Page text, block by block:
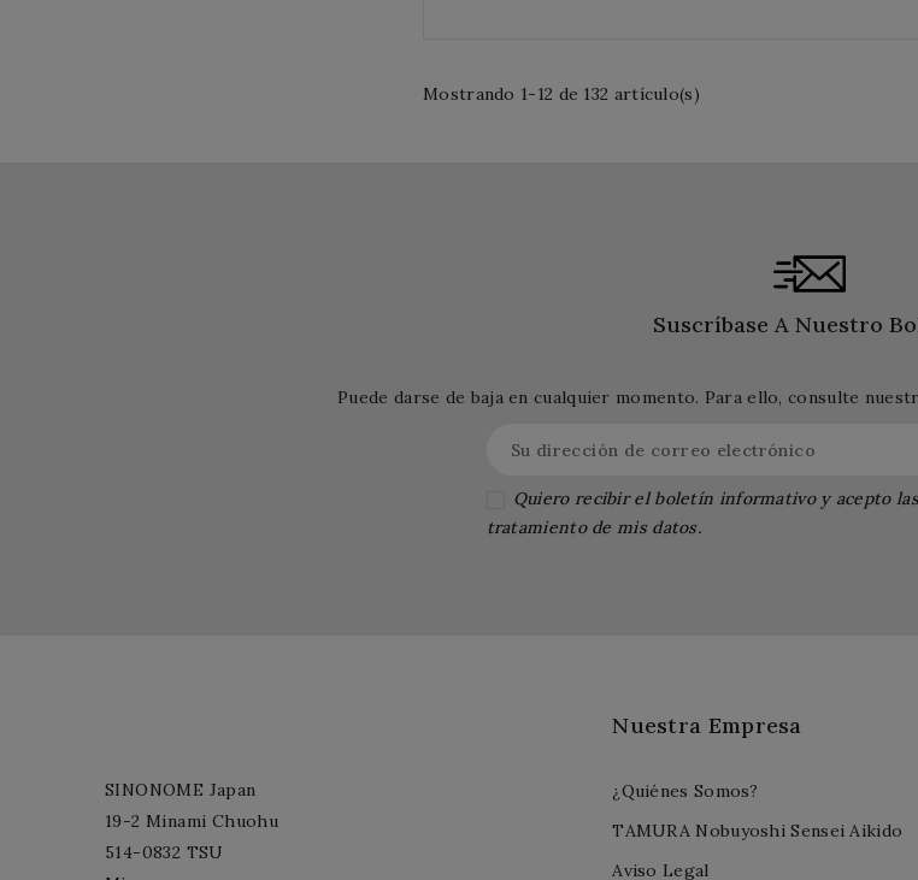
Mostrando 1-12 de 132 artículo(s)
Suscríbase A Nuestro
Puede darse de baja en cualquier momento. Para ello, consulte
Quiero recibir el boletín informativo y acepto
tratamiento de mis datos.
Nuestra Empresa
¿Quiénes Somos?
TAMURA Nobuyoshi Sensei Aikido
Aviso Legal
SINONOME Japan
19-2 Minami Chuohu
514-0832 TSU